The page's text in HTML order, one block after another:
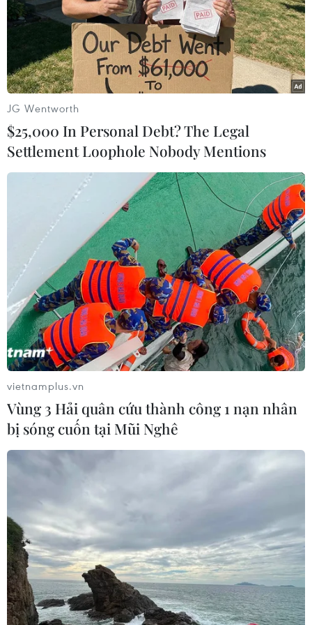
EVN sẽ đưa vào vận hành hơn 30 nhà máy
điện Mặt Trời trong tháng 6
07/06/2019 07:03
Tháng Sáu là tháng cao điểm mùa khô và nắng nóng,
EVN dự kiến sản lượng điện bình quân toàn hệ thống
trong tháng 6/2019 dự kiến ở mức 701 triệu kWh/ngày,
công suất phụ tải lớn nhất khoảng 39.040 MW.
'Mở khóa' cho phát triển nguồn năng
lượng gió ở Việt Nam
11/06/2019 11:36
JG Wentworth
$25,000 In Personal Debt? The Legal
Settlement Loophole Nobody Mentions
vietnamplus.vn
Vùng 3 Hải quân cứu thành công 1 nạn nhân
bị sóng cuốn tại Mũi Nghê